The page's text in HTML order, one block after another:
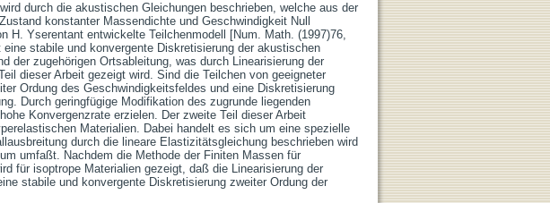
durch die akustischen Gleichungen beschrieben, welche aus der
konstanter Massendichte und Geschwindigkeit Null
H. Yserentant entwickelte Teilchenmodell [Num. Math. (1997)76,
stabile und konvergente Diskretisierung der akustischen
der zugehörigen Ortsableitung, was durch Linearisierung der
dieser Arbeit gezeigt wird. Sind die Teilchen von geeigneter
Ordung des Geschwindigkeitsfeldes und eine Diskretisierung
Durch geringfügige Modifikation des zugrunde liegenden
Konvergenzrate erzielen. Der zweite Teil dieser Arbeit
Materialien. Dabei handelt es sich um eine spezielle
durch die lineare Elastizitätsgleichung beschrieben wird
umfaßt. Nachdem die Methode der Finiten Massen für
für isoptrope Materialien gezeigt, daß die Linearisierung der
stabile und konvergente Diskretisierung zweiter Ordung der